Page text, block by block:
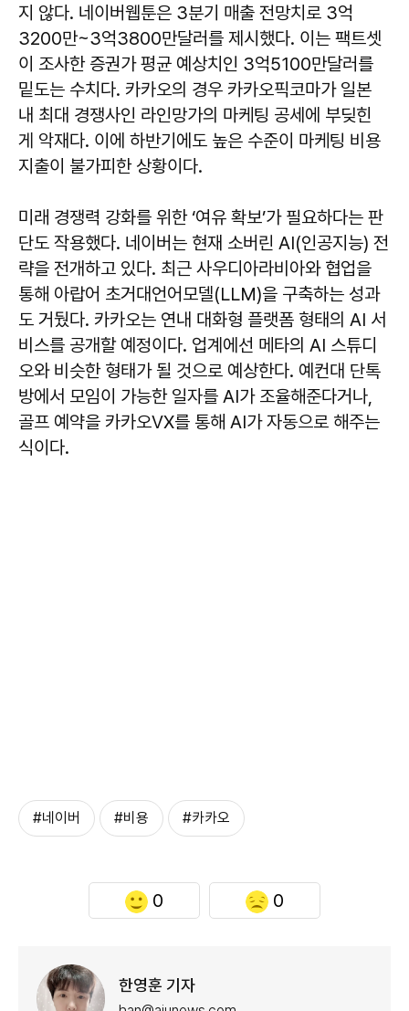
지 않다. 네이버웹툰은 3분기 매출 전망치로 3억
3200만~3억3800만달러를 제시했다. 이는 팩트셋
이 조사한 증권가 평균 예상치인 3억5100만달러를
밑도는 수치다. 카카오의 경우 카카오픽코마가 일본
내 최대 경쟁사인 라인망가의 마케팅 공세에 부딪힌
게 악재다. 이에 하반기에도 높은 수준이 마케팅 비용
지출이 불가피한 상황이다.
미래 경쟁력 강화를 위한 ‘여유 확보’가 필요하다는 판
단도 작용했다. 네이버는 현재 소버린 AI(인공지능) 전
략을 전개하고 있다. 최근 사우디아라비아와 협업을
통해 아랍어 초거대언어모델(LLM)을 구축하는 성과
도 거뒀다. 카카오는 연내 대화형 플랫폼 형태의 AI 서
비스를 공개할 예정이다. 업계에선 메타의 AI 스튜디
오와 비슷한 형태가 될 것으로 예상한다. 예컨대 단톡
방에서 모임이 가능한 일자를 AI가 조율해준다거나,
골프 예약을 카카오VX를 통해 AI가 자동으로 해주는
식이다.
#네이버 #비용 #카카오
0 0
한영훈 기자